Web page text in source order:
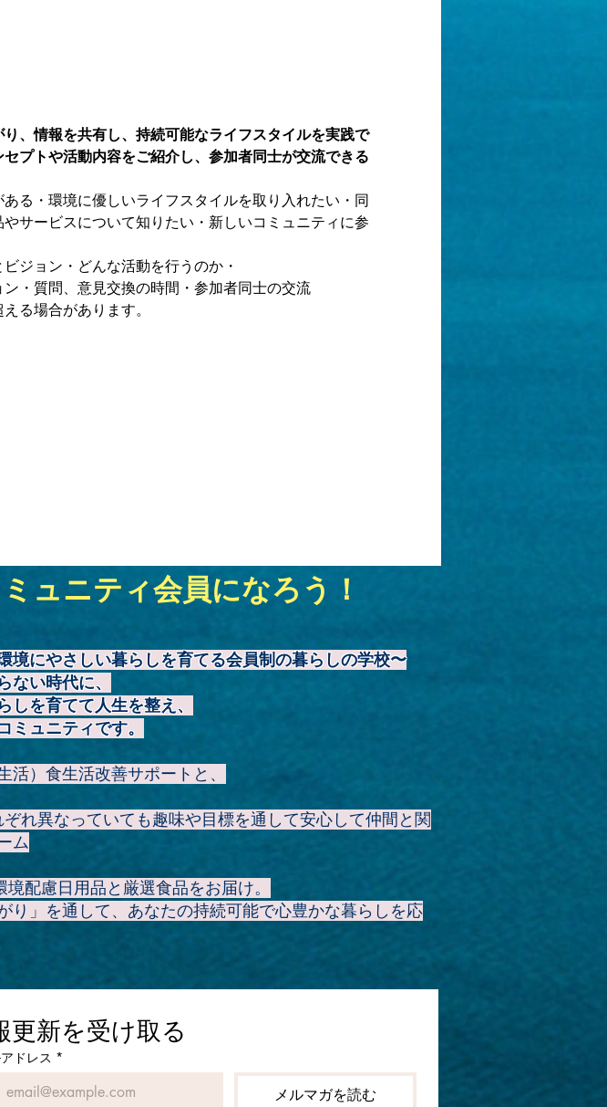
、情報を共有し、持続可能なライフスタイルを実践で
プトや活動内容をご紹介し、参加者同士が交流できる
る・環境に優しいライフスタイルを取り入れたい・同
サービスについて知りたい・新しいコミュニティに参
ジョン・どんな活動を行うのか・
・質問、意見交換の時間・参加者同士の交流
る場合があります。
ュニティ会員になろう！
にやさしい暮らしを育てる会員制の暮らしの学校〜
い時代に、
を育てて人生を整え、
ュニティです。
活）食生活改善サポートと、
れ異なっていても趣味や目標を通して安心して仲間と関
ム
配慮日用品と厳選食品をお届け。
り」を通して、あなたの持続可能で心豊かな暮らしを応
更新を受け取る
ドレス *
メルマガを読む